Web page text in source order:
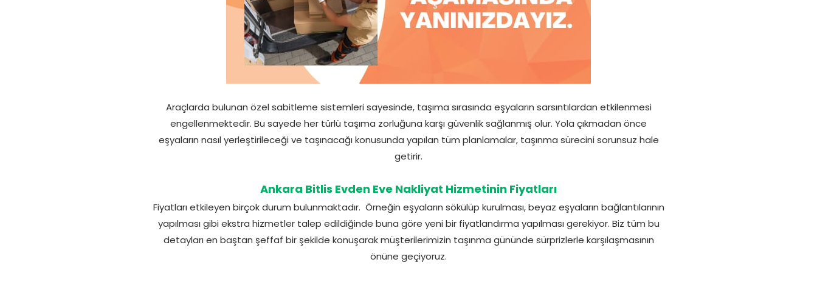
Araçlarda bulunan özel sabitleme sistemleri sayesinde, taşıma sırasında eşyaların sarsıntılardan etkilenmesi
engellenmektedir. Bu sayede her türlü taşıma zorluğuna karşı güvenlik sağlanmış olur. Yola çıkmadan önce
eşyaların nasıl yerleştirileceği ve taşınacağı konusunda yapılan tüm planlamalar, taşınma sürecini sorunsuz hale
getirir.
Ankara Bitlis Evden Eve Nakliyat Hizmetinin Fiyatları
Fiyatları etkileyen birçok durum bulunmaktadır. Örneğin eşyaların sökülüp kurulması, beyaz eşyaların bağlantılarının
yapılması gibi ekstra hizmetler talep edildiğinde buna göre yeni bir fiyatlandırma yapılması gerekiyor. Biz tüm bu
detayları en baştan şeffaf bir şekilde konuşarak müşterilerimizin taşınma gününde sürprizlerle karşılaşmasının
önüne geçiyoruz.